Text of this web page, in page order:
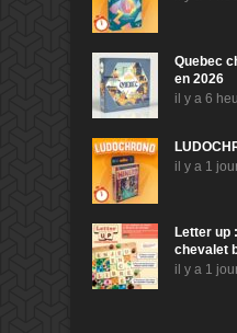
Quebec
en 2026
il y a 6
il y a 1
Letter up
chevalet
il y a 1